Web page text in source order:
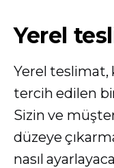
Yerel
Yerel
tercih edilen
Sizin ve
düzeye
nasıl